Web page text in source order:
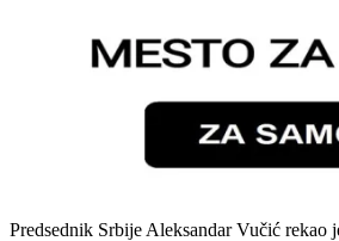
Predsednik Srbije Aleksandar Vučić